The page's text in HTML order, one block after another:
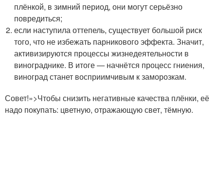
плёнкой, в зимний период, они могут серьёзно
повредиться;
если наступила оттепель, существует большой риск
того, что не избежать парникового эффекта. Значит,
активизируются процессы жизнедеятельности в
винограднике. В итоге — начнётся процесс гниения,
виноград станет восприимчивым к заморозкам.
Совет!»>Чтобы снизить негативные качества плёнки, её
надо покупать: цветную, отражающую свет, тёмную.